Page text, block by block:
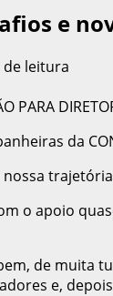
e
leitura
da
o apoio
de muita
e,